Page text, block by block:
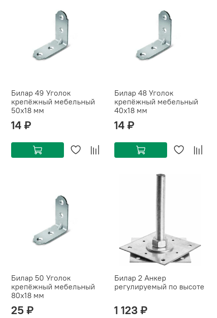
Билар 49 Уголок
крепёжный мебельный
50х18 мм
14 ₽
Билар 48 Уголок
крепёжный мебельный
40х18 мм
14 ₽
Билар 50 Уголок
крепёжный мебельный
80х18 мм
25 ₽
Билар 2 Анкер
регулируемый по высоте
1 123 ₽